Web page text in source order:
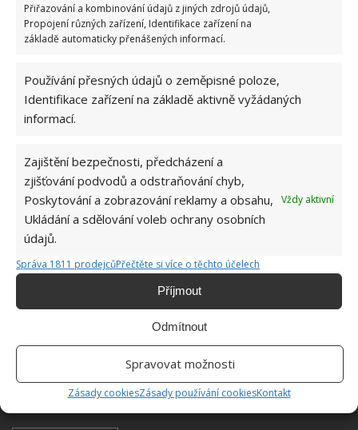
Přiřazování a kombinování údajů z jiných zdrojů údajů,
Propojení různých zařízení, Identifikace zařízení na
základě automaticky přenášených informací.
Používání přesných údajů o zeměpisné poloze,
Identifikace zařízení na základě aktivně vyžádaných
informací.
Zajištění bezpečnosti, předcházení a
zjišťování podvodů a odstraňování chyb,
Poskytování a zobrazování reklamy a obsahu,
Ukládání a sdělování voleb ochrany osobních
údajů.
Vždy aktivní
Správa 1811 prodejcůPřečtěte si více o těchto účelech
Příjmout
Odmítnout
Spravovat možnosti
Zásady cookiesZásady používání cookiesKontakt
HRNEC JEDLÁ SODA KUCHYNĚ NÁDOBÍ